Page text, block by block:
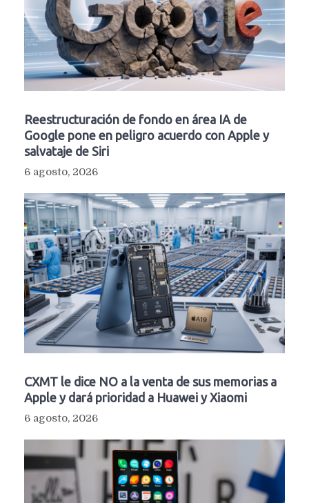
Reestructuración de fondo en área IA de
Google pone en peligro acuerdo con Apple y
salvataje de Siri
6 agosto, 2026
CXMT le dice NO a la venta de sus memorias a
Apple y dará prioridad a Huawei y Xiaomi
6 agosto, 2026